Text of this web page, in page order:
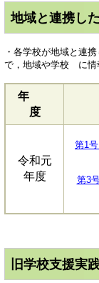
地域と連携し
・各学校が地域と連
で，地域や学校 に情
年
度
令和元
年度
第1
第3
旧学校支援実